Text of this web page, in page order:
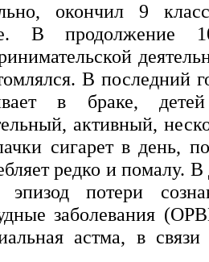
окончил 9
В продолжение
В последний
в браке,
, активный,
сигарет в день,
редко и помалу. В
эпизод потери
заболевания
астма, в